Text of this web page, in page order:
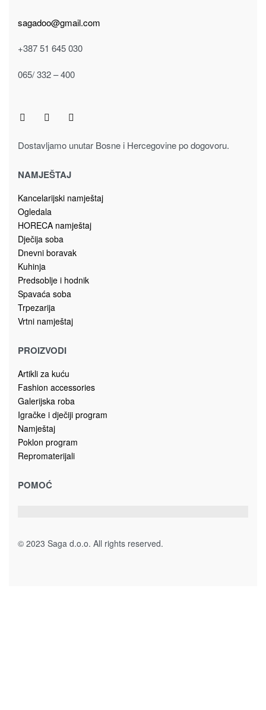
KOMODA INVICTUS K32/IC
Dodaj u korpu
Magistralni put, bb
78430 Prnjavor
Bosna i Hercegovina
sagadoo@gmail.com
+387 51 645 030
065/ 332 – 400
Dostavljamo unutar Bosne i Hercegovine po dogovoru.
NAMJEŠTAJ
Ogledala
Kuhinja